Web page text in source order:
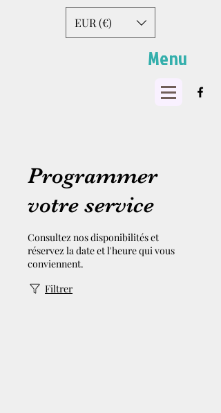
Menu
EUR (€)
Programmer
votre service
Consultez nos disponibilités et
réservez la date et l'heure qui vous
conviennent.
Filtrer